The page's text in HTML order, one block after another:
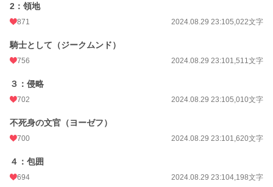
2：領地
871 2024.08.29 23:105,022文字
騎士として（ジークムンド）
756 2024.08.29 23:101,511文字
３：侵略
702 2024.08.29 23:105,010文字
不死身の文官（ヨーゼフ）
700 2024.08.29 23:101,620文字
４：包囲
694 2024.08.29 23:104,198文字